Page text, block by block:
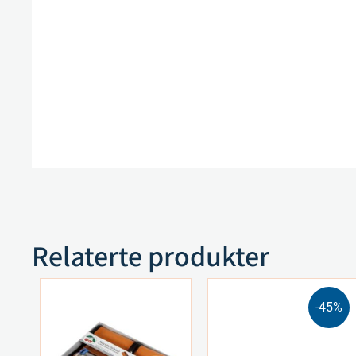
Relaterte produkter
-45%